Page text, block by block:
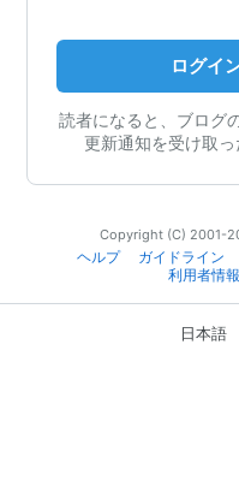
ログイ
読者になると、ブログ
更新通知を受け取っ
Copyright (C) 2001-
ヘルプ
ガイドライン
利用者情
日本語